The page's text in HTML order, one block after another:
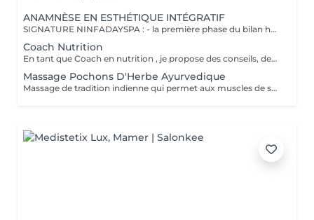
ANAMNÈSE EN ESTHÉTIQUE INTÉGRATIF
SIGNATURE NINFADAYSPA : - la première phase du bilan holistique : nous abordons vos émotions pour l'équilibre de votre corps et votre esprit - vos habitudes de vie, votre sante , sommeil , alimentation ...etc le 2°rdv ce travail sur les émottions et fleurs de bach . *Le bilan corps 1h15 : permet un diagnostic complet de votre silhouette. Il met en évidence les problématiques minceur, fermeté, et déstockage afin de mieux cibler votre problématique globale. Enfin, un programme de soins sur-mesure vous sera proposé. *Le diagnostic cutané 1h15: révèle l'état de la peau et tous les types de modifications externes et internes non encore visibles à l'il nu. Il s'agit d'un bilan scientifique et reproductible de la peau du visage effectué grâce à des appareils = Routines personnalisées. Découvrez votre typologie de peau = l'objectif est de vous informer en fonction de votre demande les différents soin proposer et le devis . *Check-Up: analyse entre les cure de soins corps et visage
Coach Nutrition
En tant que Coach en nutrition , je propose des conseils, des outils et de l'accompagnement à toutes les personnes désireuses de manger sainement afin de vivre pleinement. Persuadée que la santé se trouve dans l'assiette, je vous aide à rééquilibrer votre alimentation. je vais vous aider à atteindre vos objectifs! lors d'un soin du corps ou soin du visage en cure .
Massage Pochons D'Herbe Ayurvedique
Massage de tradition indienne qui permet aux muscles de se relâcher, pour une meilleure circulation énergétique et une détente profonde. Massage Shirotchampi, massage de la tête et de la nuque, il est très efficace pour renforcer la chevelure, il a de multiples effets, aide à lutter contre le stress, les maux de tête, les insomnies Massage Abhyanga du corps, équilibre les doshas, augmente l'énergie du corps, la vitalité et élimine les tensions, stimule la peau, les muscles, la circulation sanguine et lymphatique, calme le système nerveux, fortifie les poumons et le cur, améliore le travail de digestion et d'élimination.